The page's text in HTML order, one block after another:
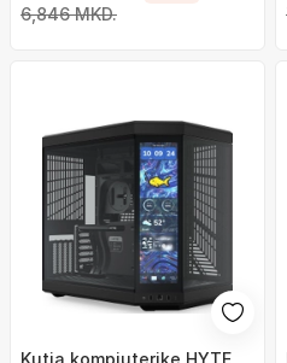
6,846 MKD.
Kutia kompjuterike HYTE